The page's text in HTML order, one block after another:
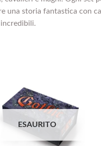
una storia fantastica con
incredibili.
alla lista
dei
ESAURITO